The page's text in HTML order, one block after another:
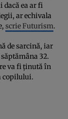
ea ar fi
ar echivala
scrie Futurism.
de sarcină, iar
32.
va fi ținută în
copilului.